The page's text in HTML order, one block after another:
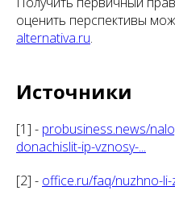
оценить перспективы
alternativa.ru.
Источники
[1] - probusiness.news/
donachislit-ip-vznosy-...
[2] - office.ru/faq/nuzhno-